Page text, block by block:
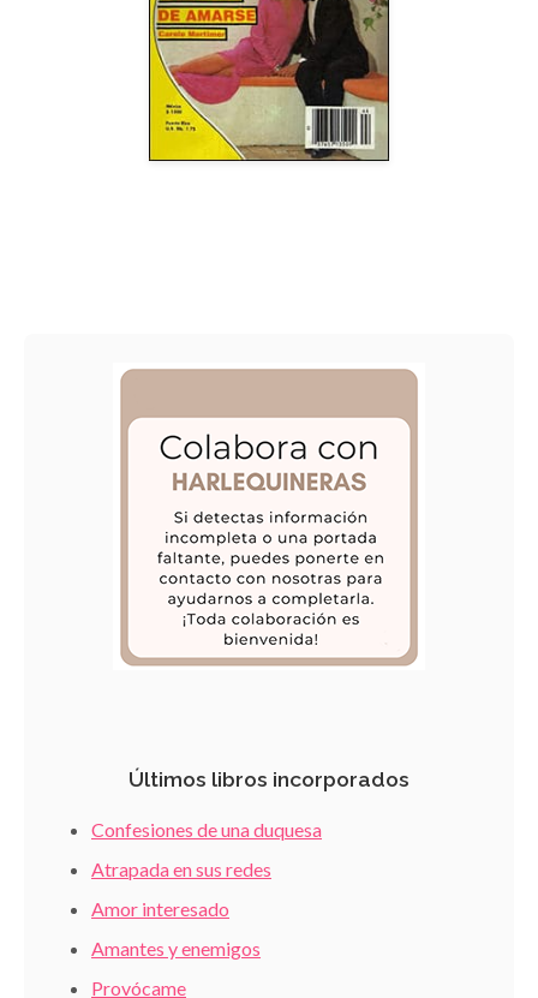
Últimos libros incorporados
Confesiones de una duquesa
Atrapada en sus redes
Amor interesado
Amantes y enemigos
Provócame